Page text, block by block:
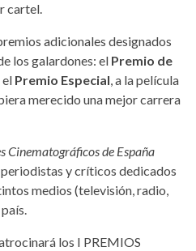
cartel.
adicionales designados
los galardones: el Premio de
el Premio Especial, a la película
merecido una mejor carrera
Cinematográficos de España
y críticos dedicados
medios (televisión, radio,
los I PREMIOS